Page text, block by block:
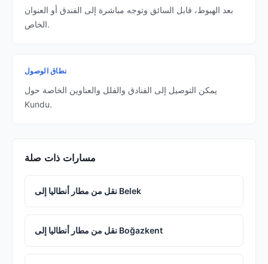
بعد الهبوط، قابل السائق وتوجه مباشرة إلى الفندق أو العنوان
الخاص.
نطاق الوصول
يمكن التوصيل إلى الفنادق والفلل والعناوين الخاصة حول
Kundu.
مسارات ذات صلة
نقل من مطار أنطاليا إلى Belek
نقل من مطار أنطاليا إلى Boğazkent